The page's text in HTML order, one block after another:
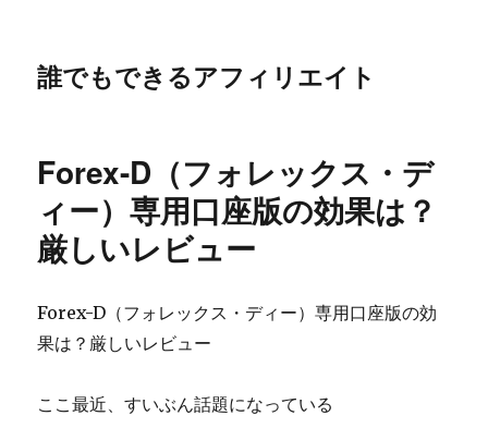
誰でもできるアフィリエイト
Forex-D（フォレックス・デ
ィー）専用口座版の効果は？
厳しいレビュー
Forex-D（フォレックス・ディー）専用口座版の効
果は？厳しいレビュー
ここ最近、すいぶん話題になっている